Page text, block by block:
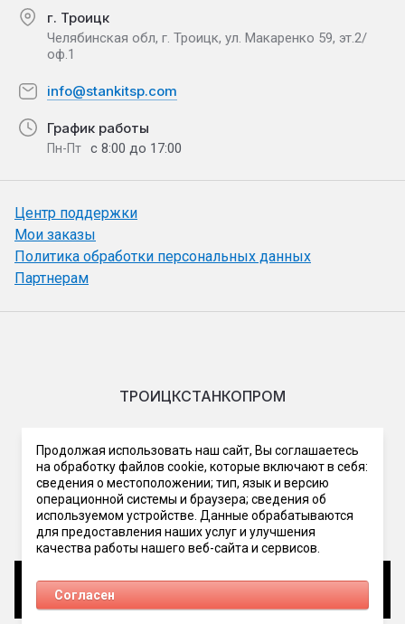
г. Троицк
Челябинская обл, г. Троицк, ул. Макаренко 59, эт.2/
оф.1
info@stankitsp.com
График работы
Пн-Пт с 8:00 до 17:00
Центр поддержки
Мои заказы
Политика обработки персональных данных
Партнерам
ТРОИЦКСТАНКОПРОМ
Продолжая использовать наш сайт, Вы соглашаетесь
на обработку файлов cookie, которые включают в себя:
сведения о местоположении; тип, язык и версию
операционной системы и браузера; сведения об
используемом устройстве. Данные обрабатываются
для предоставления наших услуг и улучшения
качества работы нашего веб-сайта и сервисов.
Согласен